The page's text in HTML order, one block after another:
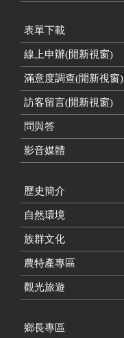
表單下載
線上申辦(開新視窗)
滿意度調查(開新視窗)
訪客留言(開新視窗)
問與答
影音媒體
歷史簡介
自然環境
族群文化
農特產專區
觀光旅遊
鄉長專區